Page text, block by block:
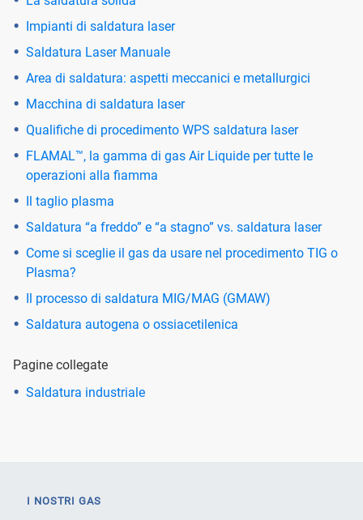
Impianti di saldatura laser
Saldatura Laser Manuale
Area di saldatura: aspetti meccanici e metallurgici
Macchina di saldatura laser
Qualifiche di procedimento WPS saldatura laser
FLAMAL™, la gamma di gas Air Liquide per tutte le
operazioni alla fiamma
Il taglio plasma
Saldatura “a freddo” e “a stagno” vs. saldatura laser
Come si sceglie il gas da usare nel procedimento TIG o
Plasma?
Il processo di saldatura MIG/MAG (GMAW)
Saldatura autogena o ossiacetilenica
Pagine collegate
Saldatura industriale
I NOSTRI GAS